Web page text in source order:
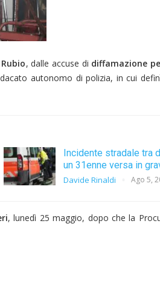
, dalle accuse di diffamazione
autonomo di polizia, in cui
Incidente stradale tra
un 31enne versa in
Davide Rinaldi Ago 5,
, lunedì 25 maggio, dopo che la